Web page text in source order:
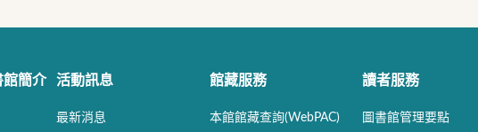
館簡介 活動訊息
最新消息
館藏服務
本館館藏查詢(WebPAC)
讀者服務
圖書館管理要點